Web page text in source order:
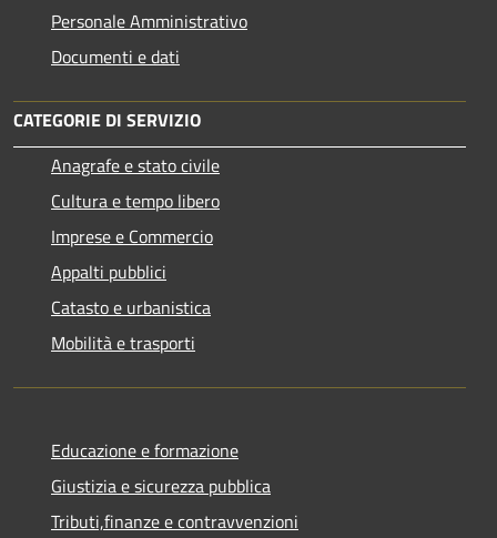
Personale Amministrativo
Documenti e dati
CATEGORIE DI SERVIZIO
Anagrafe e stato civile
Cultura e tempo libero
Imprese e Commercio
Appalti pubblici
Catasto e urbanistica
Mobilità e trasporti
Educazione e formazione
Giustizia e sicurezza pubblica
Tributi,finanze e contravvenzioni